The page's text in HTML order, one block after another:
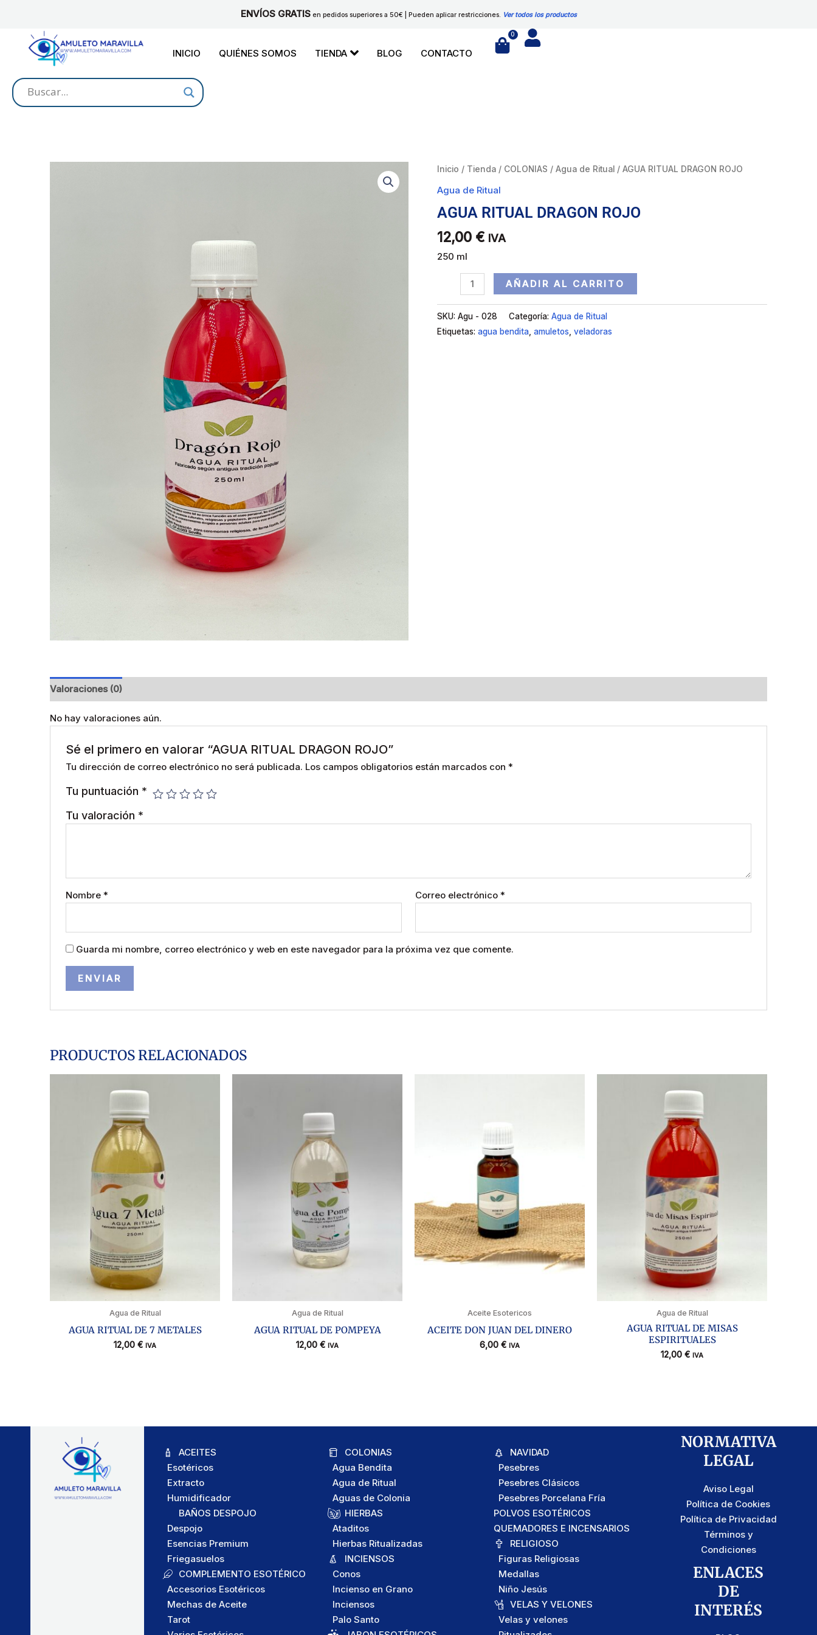
contenido
ENVÍOS GRATISen pedidos superiores a 50€ | Pueden aplicar restricciones. Ver todos los productos
INICIO QUIÉNES SOMOS TIENDA BLOG CONTACTO
0
Cart
Inicio / Tienda / COLONIAS /Agua de Ritual / AGUA RITUAL DRAGON ROJO
Agua de Ritual
AGUA RITUAL DRAGON ROJO
12,00 € IVA
250 ml
AGUA
RITUAL
DRAGON
ROJO
cantidad
AÑADIR AL CARRITO
SKU:Agu - 028 Categoría:Agua de Ritual
Etiquetas:agua bendita ,amuletos ,veladoras
Valoraciones (0)
No hay valoraciones aún.
Sé el primero en valorar “AGUA RITUAL DRAGON ROJO”
Tu dirección de correo electrónico no será publicada. Los campos obligatorios están marcados con*
Tu puntuación *
Tu valoración *
Nombre* Correo electrónico*
Guarda mi nombre, correo electrónico y web en este navegador para la próxima vez que comente.
PRODUCTOS RELACIONADOS
Agua de Ritual
AGUA RITUAL DE 7 METALES
12,00 € IVA
Agua de Ritual
AGUA RITUAL DE POMPEYA
12,00 € IVA
Aceite Esotericos
ACEITE DON JUAN DEL DINERO
6,00 € IVA
Agua de Ritual
AGUA RITUAL DE MISAS
ESPIRITUALES
12,00 € IVA
ACEITES
Esotéricos
Extracto
Humidificador
BAÑOS DESPOJO
Despojo
Esencias Premium
Friegasuelos
COMPLEMENTO ESOTÉRICO
Accesorios Esotéricos
Mechas de Aceite
Tarot
COLONIAS
Agua Bendita
Agua de Ritual
Aguas de Colonia
HIERBAS
Ataditos
Hierbas Ritualizadas
INCIENSOS
Conos
Incienso en Grano
Inciensos
Palo Santo
NAVIDAD
Pesebres
Pesebres Clásicos
Pesebres Porcelana Fría
POLVOS ESOTÉRICOS
QUEMADORES E INCENSARIOS
RELIGIOSO
Figuras Religiosas
Medallas
Niño Jesús
VELAS Y VELONES
Velas y velones
NORMATIVA
LEGAL
Aviso Legal
Política de Cookies
Política de Privacidad
Términos y
Condiciones
ENLACES
DE
INTERÉS
ROJO